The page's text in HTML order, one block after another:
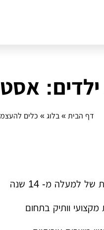
דף הבית » בלוג » כלים
של למעלה מ- 14 שנה
מקצועי וותיק בתחום